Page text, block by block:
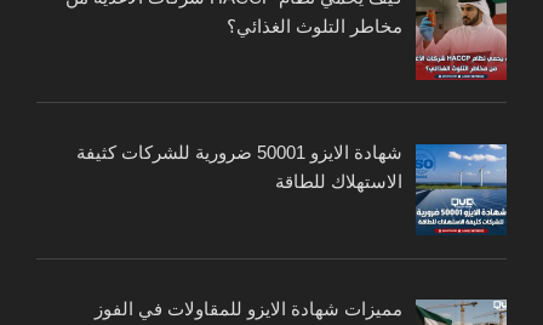
مخاطر التلوث الغذائي؟
شهادة الايزو 50001 ضرورية للشركات كثيفة
الاستهلاك للطاقة
مميزات شهادة الايزو للمقاولات في الفوز